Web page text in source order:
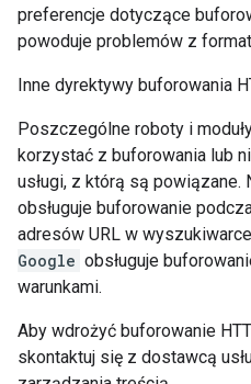
preferencje dotyczące
powoduje problemów z
Inne dyrektywy buforowania
Poszczególne roboty i
korzystać z buforowania lub
usługi, z którą są powiązane.
obsługuje buforowanie
adresów URL w
Google obsługuje
warunkami.
Aby wdrożyć buforowanie
skontaktuj się z dostawcą